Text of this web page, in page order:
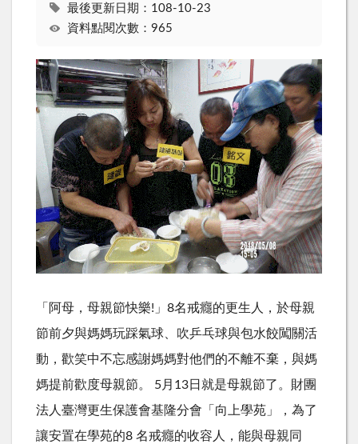
最後更新日期：108-10-23
資料點閱次數：965
「阿母，母親節快樂!」8名戒癮的更生人，於母親
節前夕與媽媽玩踩氣球、吹乒乓球與包水餃闖關活
動，歡笑中不忘感謝媽媽對他們的不離不棄，與媽
媽提前歡度母親節。 5月13日就是母親節了。財團
法人臺灣更生保護會基隆分會「向上學苑」，為了
讓安置在學苑的8 名戒癮的收容人，能與母親同